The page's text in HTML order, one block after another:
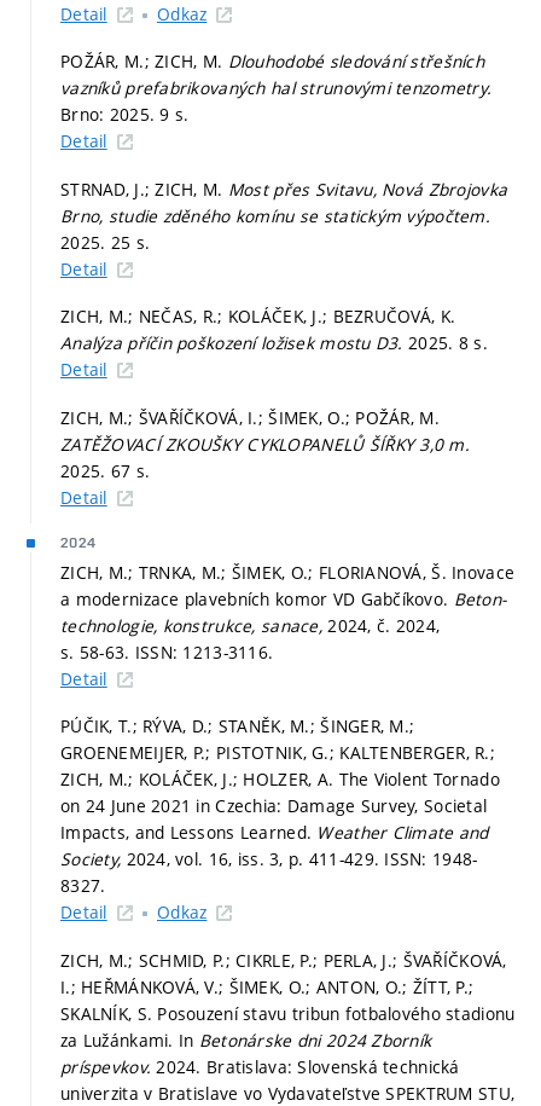
Detail
Odkaz
POŽÁR, M.; ZICH, M. Dlouhodobé sledování střešních
vazníků prefabrikovaných hal strunovými tenzometry.
Brno: 2025. 9 s.
Detail
STRNAD, J.; ZICH, M. Most přes Svitavu, Nová Zbrojovka
Brno, studie zděného komínu se statickým výpočtem.
2025. 25 s.
Detail
ZICH, M.; NEČAS, R.; KOLÁČEK, J.; BEZRUČOVÁ, K.
Analýza příčin poškození ložisek mostu D3.2025. 8 s.
Detail
ZICH, M.; ŠVAŘÍČKOVÁ, I.; ŠIMEK, O.; POŽÁR, M.
ZATĚŽOVACÍ ZKOUŠKY CYKLOPANELŮ ŠÍŘKY 3,0 m.
2025. 67 s.
Detail
2024
ZICH, M.; TRNKA, M.; ŠIMEK, O.; FLORIANOVÁ, Š. Inovace
a modernizace plavebních komor VD Gabčíkovo. Beton-
technologie, konstrukce, sanace, 2024, č. 2024,
s. 58-63. ISSN: 1213-3116.
Detail
PÚČIK, T.; RÝVA, D.; STANĚK, M.; ŠINGER, M.;
GROENEMEIJER, P.; PISTOTNIK, G.; KALTENBERGER, R.;
ZICH, M.; KOLÁČEK, J.; HOLZER, A. The Violent Tornado
on 24 June 2021 in Czechia: Damage Survey, Societal
Impacts, and Lessons Learned. Weather Climate and
Society, 2024, vol. 16, iss. 3, p. 411-429. ISSN: 1948-
8327.
Detail
Odkaz
ZICH, M.; SCHMID, P.; CIKRLE, P.; PERLA, J.; ŠVAŘÍČKOVÁ,
I.; HEŘMÁNKOVÁ, V.; ŠIMEK, O.; ANTON, O.; ŽÍTT, P.;
SKALNÍK, S. Posouzení stavu tribun fotbalového stadionu
za Lužánkami. In Betonárske dni 2024 Zborník
príspevkov. 2024. Bratislava: Slovenská technická
univerzita v Bratislave vo Vydavateľstve SPEKTRUM STU,